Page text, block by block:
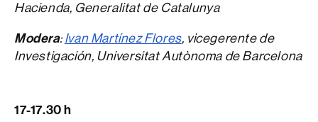
Hacienda, Generalitat de Catalunya
Modera:Ivan Martínez Flores, vicegerente de
Investigación, Universitat Autònoma de Barcelona
17-17.30 h